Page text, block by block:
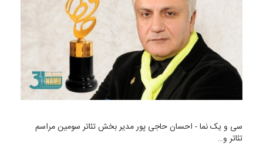
سی و یک نما - احسان حاجی پور مدیر بخش تئاتر سومین مراسم
تئاتر و…